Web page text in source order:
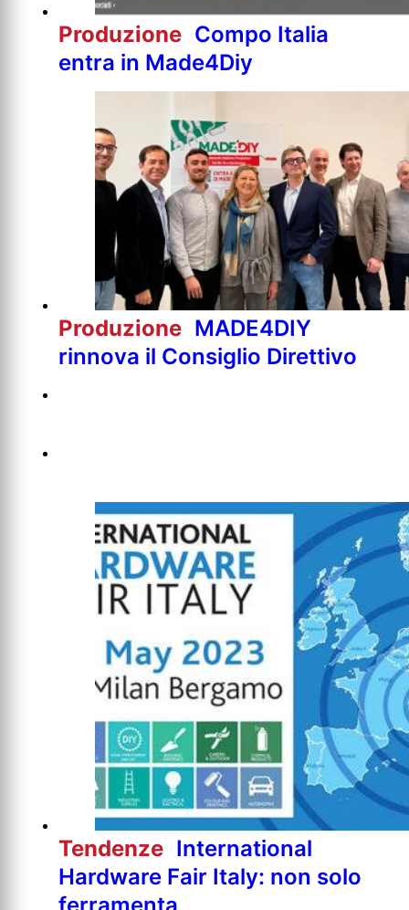
Produzione Compo Italia
entra in Made4Diy
Produzione MADE4DIY
rinnova il Consiglio Direttivo
Tendenze International
Hardware Fair Italy: non solo